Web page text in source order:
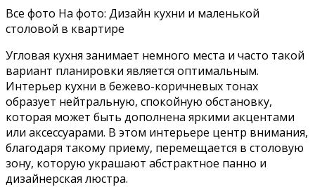
Все фото На фото: Дизайн кухни и маленькой
столовой в квартире
Угловая кухня занимает немного места и часто такой
вариант планировки является оптимальным.
Интерьер кухни в бежево-коричневых тонах
образует нейтральную, спокойную обстановку,
которая может быть дополнена яркими акцентами
или аксессуарами. В этом интерьере центр внимания,
благодаря такому приему, перемещается в столовую
зону, которую украшают абстрактное панно и
дизайнерская люстра.